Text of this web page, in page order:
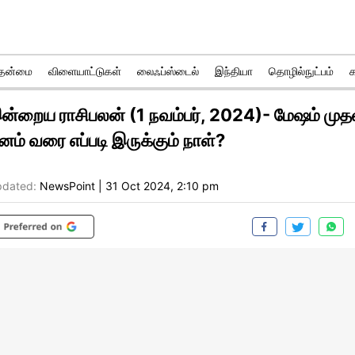
விளையாட்டுகள் லைஃப்ஸ்டைல் இந்தியா தொழில்நுட்பம்
ராசிபலன் (1 நவம்பர், 2024)- மேஷம்
வரை எப்படி இருக்கும் நாள்?
NewsPoint 31 Oct 2024, 2:10 pm